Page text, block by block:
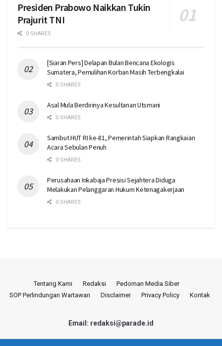
Presiden Prabowo Naikkan Tukin
Prajurit TNI
0 SHARES
[Siaran Pers] Delapan Bulan Bencana Ekologis
Sumatera, Pemulihan Korban Masih Terbengkalai
0 SHARES
Asal Mula Berdirinya Kesultanan Utsmani
0 SHARES
Sambut HUT RI ke-81, Pemerintah Siapkan Rangkaian
Acara Sebulan Penuh
0 SHARES
Perusahaan Inkabaja Presisi Sejahtera Diduga
Melakukan Pelanggaran Hukum Ketenagakerjaan
0 SHARES
Tentang Kami Redaksi
Pedoman Media Siber
SOP Perlindungan Wartawan
Disclaimer Privacy Policy Kontak
Email: redaksi@parade.id